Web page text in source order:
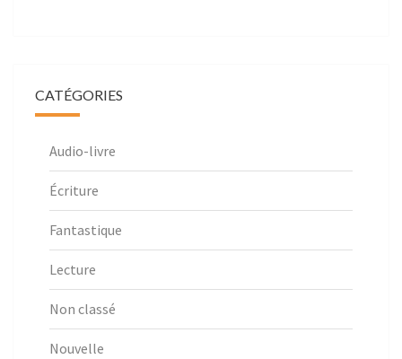
CATÉGORIES
Audio-livre
Écriture
Fantastique
Lecture
Non classé
Nouvelle